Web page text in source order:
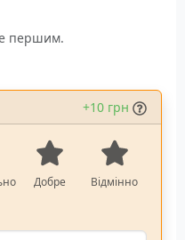
Вага: 25 кг
першим.
+10 грн
Відмінно
Добре